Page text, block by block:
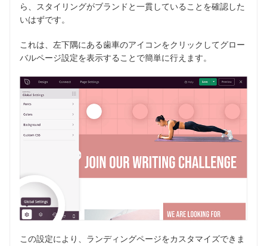
ら、スタイリングがブランドと一貫していることを確認した
いはずです。
これは、左下隅にある歯車のアイコンをクリックしてグロー
バルページ設定を表示することで簡単に行えます。
この設定により、ランディングページをカスタマイズできま